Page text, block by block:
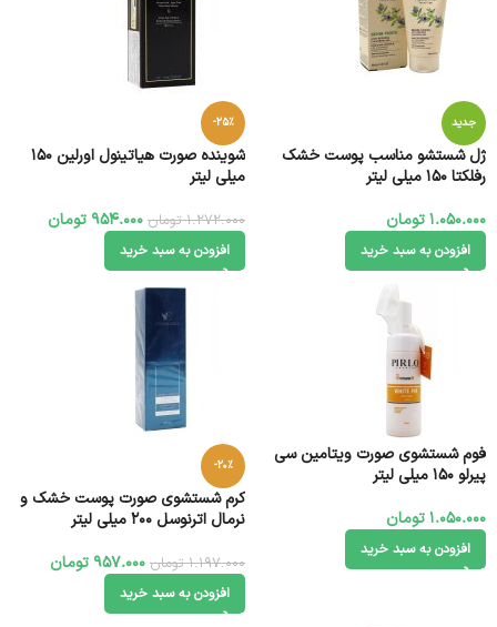
جدید
ژل شستشو مناسب پوست خشک
رفلکتا 150 میلی لیتر
1.050.000تومان
افزودن به سبد خرید
-25%
شوینده صورت هیاتینول اورلین 150
میلی لیتر
1.272.000 تومان 954.000 تومان
افزودن به سبد خرید
فوم شستشوی صورت ویتامین سی
پیرلو 150 میلی لیتر
1.050.000تومان
افزودن به سبد خرید
-20%
کرم شستشوی صورت پوست خشک و
نرمال اترنوسل 200 میلی لیتر
1.197.000 تومان 957.000 تومان
افزودن به سبد خرید